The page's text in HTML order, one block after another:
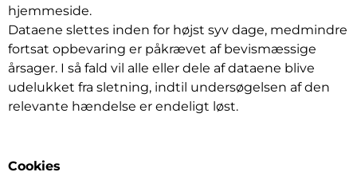
hjemmeside.
Dataene slettes inden for højst syv dage, medmindre
fortsat opbevaring er påkrævet af bevismæssige
årsager. I så fald vil alle eller dele af dataene blive
udelukket fra sletning, indtil undersøgelsen af den
relevante hændelse er endeligt løst.
Cookies